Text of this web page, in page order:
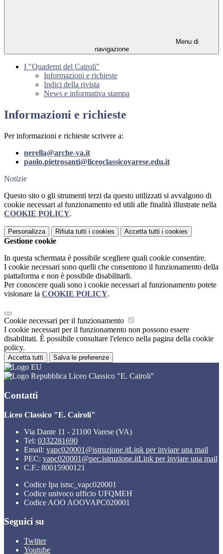
Menu di
navigazione
I "Quaderni del Cairoli"
Informazioni e richieste
Indici della rivista
News e informativa stampa
Informazioni e richieste
Per informazioni e richieste scrivere a:
nerella@arche-va.it
paolo.pietrosanti@liceoclassicovarese.edu.it
Notizie
Questo sito o gli strumenti terzi da questo utilizzati si avvalgono di
cookie necessari al funzionamento ed utili alle finalità illustrate nella
COOKIE POLICY.
Personalizza Rifiuta tutti i cookies Accetta tutti i cookies
Gestione cookie
In questa schermata è possibile scegliere quali cookie consentire.
I cookie necessari sono quelli che consentono il funzionamento della
piattaforma e non è possibile disabilitarli.
Per conoscere quali sono i cookie necessari al funzionamento potete
visionare la COOKIE POLICY.
Cookie necessari per il funzionamento
I cookie necessari per il funzionamento non possono essere
disabilitati. È possibile consultare l'elenco nella pagina della cookie
policy.
Accetta tutti Salva le preferenze
Liceo Classico "E. Cairoli"
Contatti
Liceo Classico "E. Cairoli"
Via Dante 11 - 21100 Varese (VA)
Tel: 0332281690
Email: vapc020001@istruzione.itLink per inviare una mail
PEC: vapc020001@pec.istruzione.itLink per inviare una mail
C.F.: 80015900121
Codice Ipa istsc_vapc020001
Codice univoco ufficio UFQMEH
Codice AOO AOOVAPC020001
Seguici su
Twitter
Youtube